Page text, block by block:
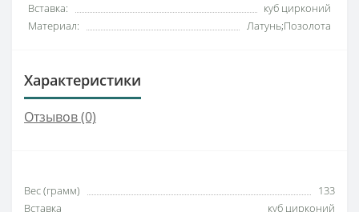
Вставка:
куб цирконий
Материал:
Латунь;Позолота
Характеристики
Отзывов (0)
Вес (грамм)
133
Вставка
куб цирконий